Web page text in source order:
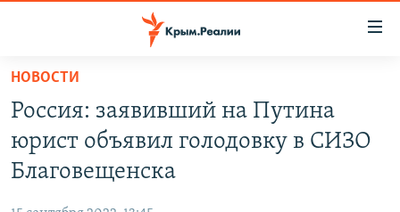
Вернуться
основному
содержанию
Вернутся
главной
СПЕЦПРОЕКТЫ
ВОДА
НОВОСТИ
Россия: заявивший на Путина
юрист объявил голодовку в СИЗО
Благовещенска